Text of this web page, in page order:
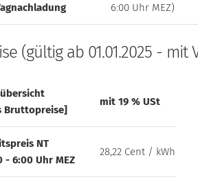
6:00 Uhr MEZ)
(gültig ab 01.01.2025 - mit
Bruttopreise]
mit 19 % USt
NT
- 6:00 Uhr MEZ
28,22 Cent / kWh